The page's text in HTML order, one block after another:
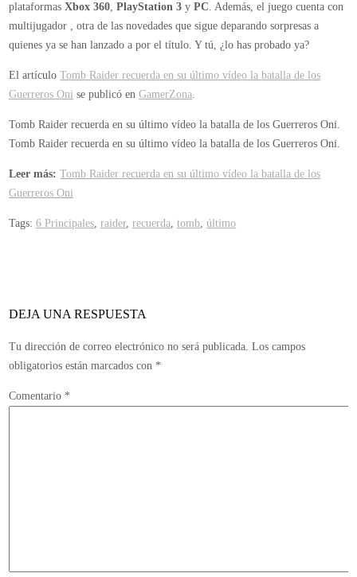
plataformasXbox 360,PlayStation 3 yPC. Además, el juego cuenta con
multijugador , otra de las novedades que sigue deparando sorpresas a
quienes ya se han lanzado a por el título. Y tú, ¿lo has probado ya?
El artículoTomb Raider recuerda en su último vídeo la batalla de los
Guerreros Oni se publicó enGamerZona.
Tomb Raider recuerda en su último vídeo la batalla de los Guerreros Oni.
Tomb Raider recuerda en su último vídeo la batalla de los Guerreros Oni.
Leer más: Tomb Raider recuerda en su último vídeo la batalla de los
Guerreros Oni
Tags:6 Principales,raider,recuerda,tomb,último
DEJA UNA RESPUESTA
Tu dirección de correo electrónico no será publicada. Los campos
obligatorios están marcados con *
Comentario *